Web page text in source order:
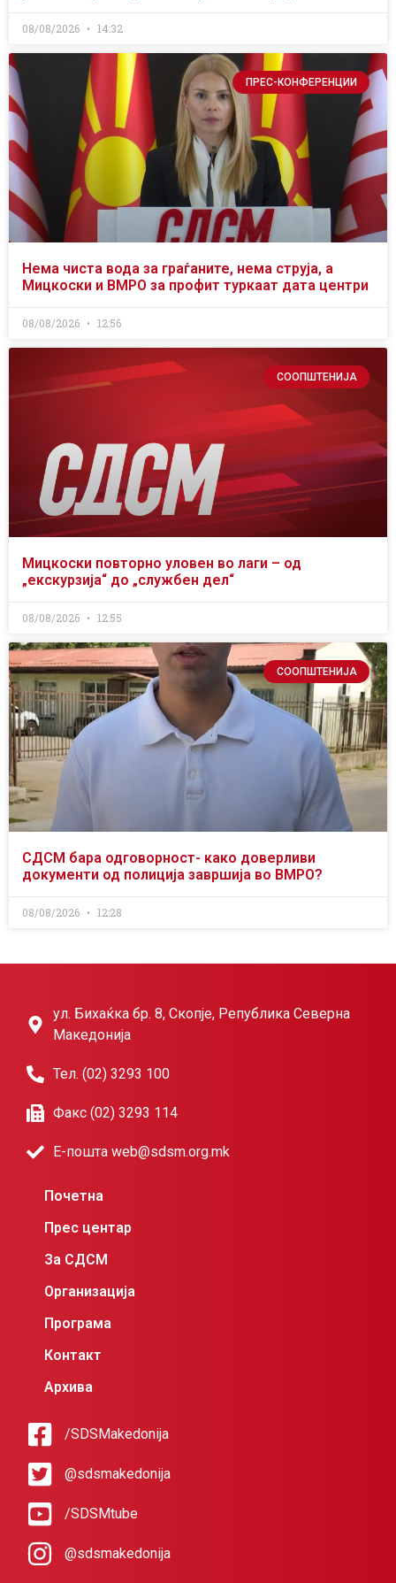
08/08/2026 14:32
ПРЕС-КОНФЕРЕНЦИИ
Нема чиста вода за граѓаните, нема струја, а
Мицкоски и ВМРО за профит туркаат дата центри
08/08/2026 12:56
СООПШТЕНИЈА
Мицкоски повторно уловен во лаги – од
„екскурзија“ до „службен дел“
08/08/2026 12:55
СООПШТЕНИЈА
СДСМ бара одговорност- како доверливи
документи од полиција завршија во ВМРО?
08/08/2026 12:28
ул. Бихаќка бр. 8, Скопје, Република Северна
Македонија
Тел. (02) 3293 100
Факс (02) 3293 114
Е-пошта web@sdsm.org.mk
Почетна
Прес центар
За СДСМ
Организација
Програма
Контакт
Архива
/SDSMakedonija
@sdsmakedonija
/SDSMtube
@sdsmakedonija